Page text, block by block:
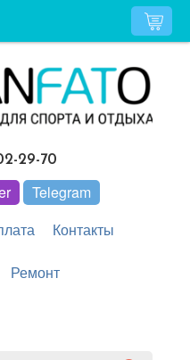
29-70
Telegram
Контакты
Ремонт